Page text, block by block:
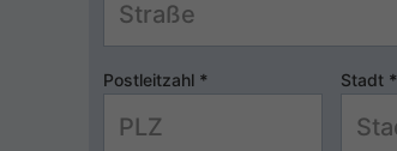
Postleitzahl * Stadt *